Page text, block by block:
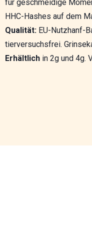
für geschmeidige
HHC-Hashes auf dem
Qualität: EU-Nutzhanf-
tierversuchsfrei.
Erhältlich in 2g und 4g.